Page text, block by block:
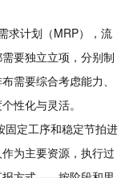
计划（MRP），流
要独立立项，分别制
需要综合考虑能力、
性化与灵活。
定工序和稳定节拍进
为主要资源，执行过